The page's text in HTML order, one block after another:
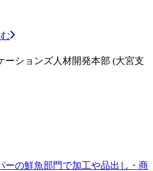
ーションズ人材開発本部 (大宮支
ーの鮮魚部門で加工や品出し・商